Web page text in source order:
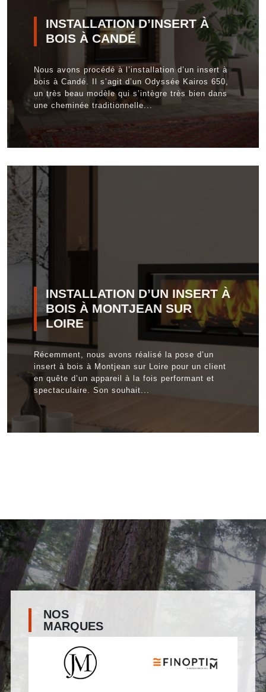
INSTALLATION D’INSERT À
BOIS À CANDÉ
Nous avons procédé à l’installation d’un insert à
bois à Candé. Il s’agit d’un Odyssée Kairos 650,
un très beau modèle qui s’intègre très bien dans
une cheminée traditionnelle...
INSTALLATION D’UN INSERT À
BOIS À MONTJEAN SUR
LOIRE
Récemment, nous avons réalisé la pose d’un
insert à bois à Montjean sur Loire pour un client
en quête d’un appareil à la fois performant et
spectaculaire. Son souhait...
NOS
MARQUES